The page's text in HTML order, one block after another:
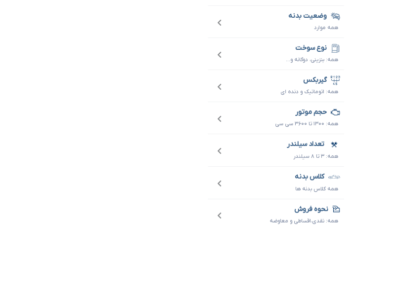
وضعیت بدنه
همه موارد
نوع سوخت
همه: بنزینی، دوگانه و...
گیربکس
همه: اتوماتیک و دنده ای
حجم موتور
همه: ۱۳۰۰ تا ۳۶۰۰ سی سی
تعداد سیلندر
همه: ۳ تا ۸ سیلندر
کلاس بدنه
همه کلاس بدنه ها
نحوه فروش
همه: نقدی،اقساطی و معاوضه